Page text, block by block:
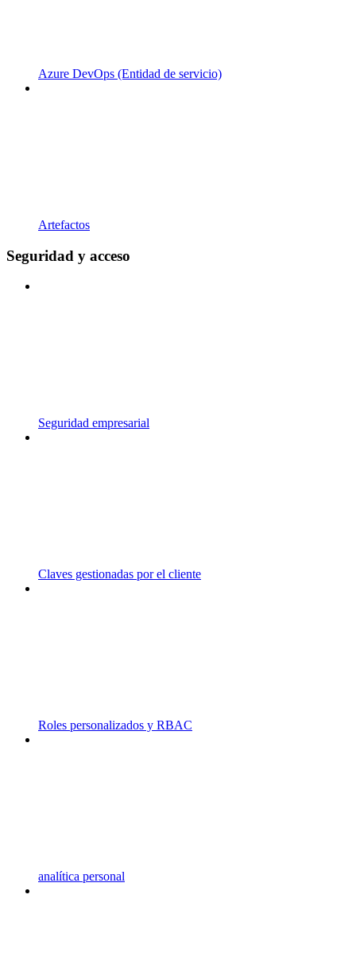
Azure DevOps (Entidad de servicio)
Artefactos
Seguridad y acceso
Seguridad empresarial
Claves gestionadas por el cliente
Roles personalizados y RBAC
analítica personal